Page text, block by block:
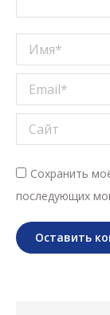
Имя *
Email *
Сайт
Сохранить
последующих
Оставить